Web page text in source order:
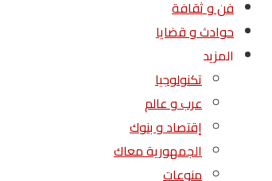
فن و ثقافة
حوادث و قضايا
المزيد
تكنولوجيا
عرب و عالم
إقتصاد و بنوك
الجمهورية معاك
منوعات